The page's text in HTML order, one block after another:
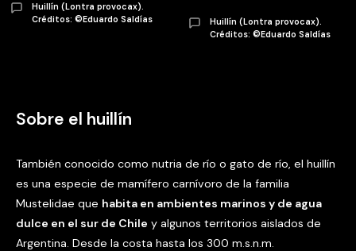
Huillín (Lontra provocax).
Créditos: ©Eduardo Saldías
Huillín (Lontra provocax).
Créditos: ©Eduardo Saldías
Sobre el huillín
También conocido como nutria de río o gato de río, el huillín
es una especie de mamífero carnívoro de la familia
Mustelidae que habita en ambientes marinos y de agua
dulce en el sur de Chile y algunos territorios aislados de
Argentina. Desde la costa hasta los 300 m.s.n.m.